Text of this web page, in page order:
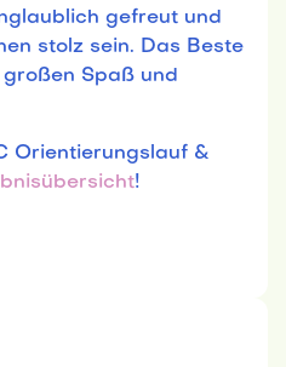
gefreut und
stolz sein. Das Beste
Spaß und
Orientierungslauf &
!